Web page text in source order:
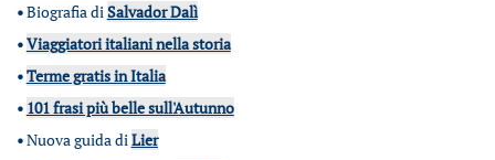
•Biografia diSalvador Dalì
•Viaggiatori italiani nella storia
•Terme gratis in Italia
• 101 frasi più belle sull'Autunno
•Nuova guida diLier